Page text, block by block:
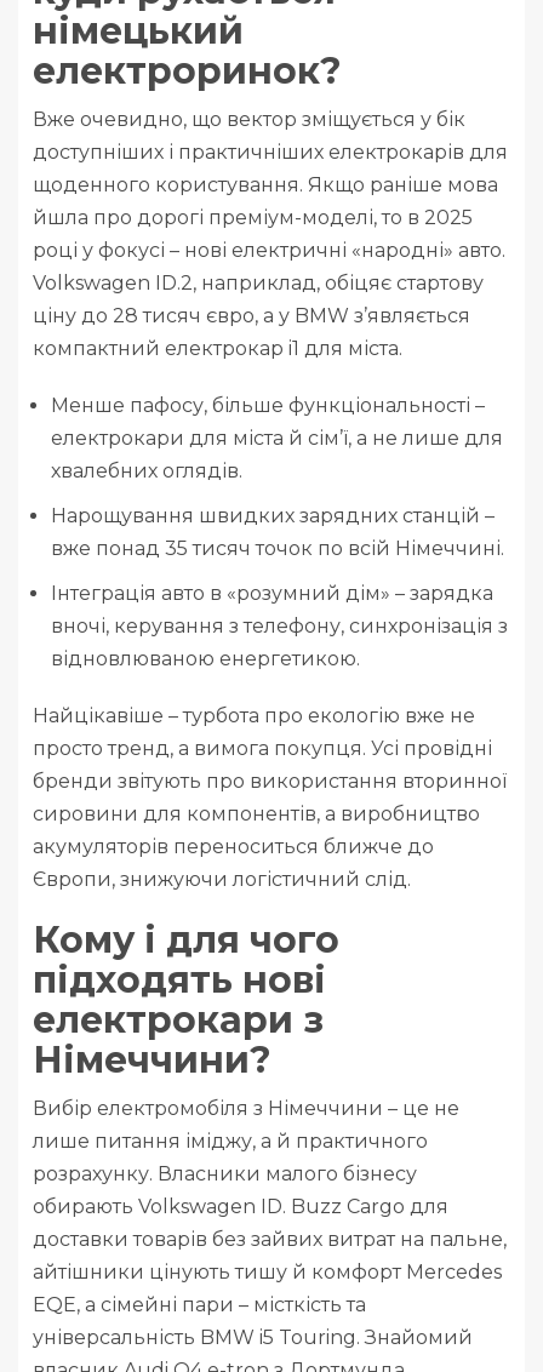
німецький
електроринок?
Вже очевидно, що вектор зміщується у бік
доступніших і практичніших електрокарів для
щоденного користування. Якщо раніше мова
йшла про дорогі преміум-моделі, то в 2025
році у фокусі – нові електричні «народні» авто.
Volkswagen ID.2, наприклад, обіцяє стартову
ціну до 28 тисяч євро, а у BMW з’являється
компактний електрокар i1 для міста.
Менше пафосу, більше функціональності –
електрокари для міста й сім’ї, а не лише для
хвалебних оглядів.
Нарощування швидких зарядних станцій –
вже понад 35 тисяч точок по всій Німеччині.
Інтеграція авто в «розумний дім» – зарядка
вночі, керування з телефону, синхронізація з
відновлюваною енергетикою.
Найцікавіше – турбота про екологію вже не
просто тренд, а вимога покупця. Усі провідні
бренди звітують про використання вторинної
сировини для компонентів, а виробництво
акумуляторів переноситься ближче до
Європи, знижуючи логістичний слід.
Кому і для чого
підходять нові
електрокари з
Німеччини?
Вибір електромобіля з Німеччини – це не
лише питання іміджу, а й практичного
розрахунку. Власники малого бізнесу
обирають Volkswagen ID. Buzz Cargo для
доставки товарів без зайвих витрат на пальне,
айтішники цінують тишу й комфорт Mercedes
EQE, а сімейні пари – місткість та
універсальність BMW i5 Touring. Знайомий